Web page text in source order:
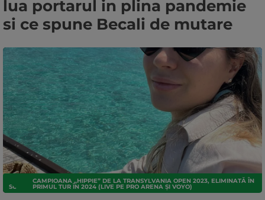
lua portarul in plina pandemie
si ce spune Becali de mutare
SUPERLIGA
CAMPIOANA „HIPPIE” DE LA TRANSYLVANIA OPEN 2023, ELIMINATĂ ÎN
PRIMUL TUR ÎN 2024 (LIVE PE PRO ARENA ȘI VOYO)